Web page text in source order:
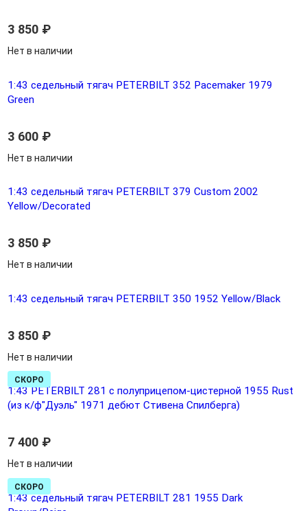
3 850 ₽
Нет в наличии
1:43 седельный тягач PETERBILT 352 Pacemaker 1979
Green
3 600 ₽
Нет в наличии
1:43 седельный тягач PETERBILT 379 Custom 2002
Yellow/Decorated
3 850 ₽
Нет в наличии
1:43 седельный тягач PETERBILT 350 1952 Yellow/Black
3 850 ₽
Нет в наличии
СКОРО
1:43 PETERBILT 281 с полуприцепом-цистерной 1955 Rust
(из к/ф"Дуэль" 1971 дебют Стивена Спилберга)
7 400 ₽
Нет в наличии
СКОРО
1:43 седельный тягач PETERBILT 281 1955 Dark